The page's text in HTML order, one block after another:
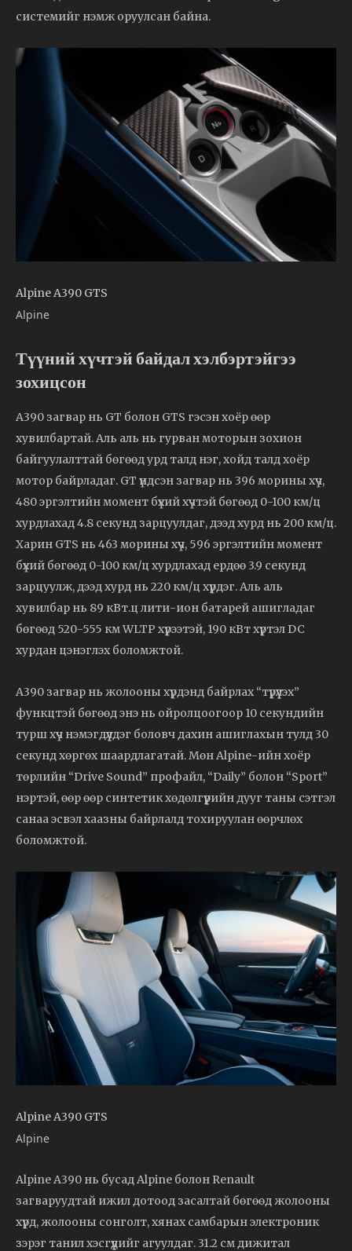
системийг нэмж оруулсан байна.
Alpine A390 GTS
Alpine
Түүний хүчтэй байдал хэлбэртэйгээ
зохицсон
A390 загвар нь GT болон GTS гэсэн хоёр өөр
хувилбартай. Аль аль нь гурван моторын зохион
байгуулалттай бөгөөд урд талд нэг, хойд талд хоёр
мотор байрладаг. GT үндсэн загвар нь 396 морины хүч,
480 эргэлтийн момент бүхий хүчтэй бөгөөд 0-100 км/ц
хурдлахад 4.8 секунд зарцуулдаг, дээд хурд нь 200 км/ц.
Харин GTS нь 463 морины хүч, 596 эргэлтийн момент
бүхий бөгөөд 0-100 км/ц хурдлахад ердөө 3.9 секунд
зарцуулж, дээд хурд нь 220 км/ц хүрдэг. Аль аль
хувилбар нь 89 кВт.ц лити-ион батарей ашигладаг
бөгөөд 520-555 км WLTP хүрээтэй, 190 кВт хүртэл DC
хурдан цэнэглэх боломжтой.
A390 загвар нь жолооны хүрдэнд байрлах “түрүүлэх”
функцтэй бөгөөд энэ нь ойролцоогоор 10 секундийн
турш хүч нэмэгдүүлдэг боловч дахин ашиглахын тулд 30
секунд хөргөх шаардлагатай. Мөн Alpine-ийн хоёр
төрлийн “Drive Sound” профайл, “Daily” болон “Sport”
нэртэй, өөр өөр синтетик хөдөлгүүрийн дууг таны сэтгэл
санаа эсвэл хаазны байрлалд тохируулан өөрчлөх
боломжтой.
Alpine A390 GTS
Alpine
Alpine A390 нь бусад Alpine болон Renault
загваруудтай ижил дотоод засалтай бөгөөд жолооны
хүрд, жолооны сонголт, хянах самбарын электроник
зэрэг танил хэсгүүдийг агуулдаг. 31.2 см дижитал